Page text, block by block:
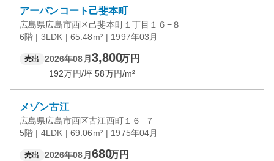
アーバンコート己斐本町
広島県広島市西区己斐本町１丁目１６−８
6階 | 3LDK | 65.48m² | 1997年03月
売出 2026年08月 3,800万円
192万円/坪 58万円/m²
メゾン古江
広島県広島市西区古江西町１６−７
5階 | 4LDK | 69.06m² | 1975年04月
売出 2026年08月 680万円